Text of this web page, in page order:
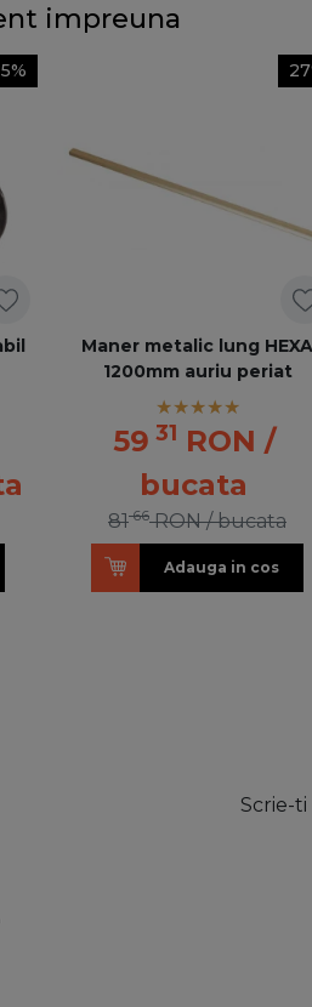
impreuna
Maner metalic lung HEXA
1200mm auriu periat
59 31 RON /
bucata
8166 RON / bucata
Adauga in cos
Scrie-ti